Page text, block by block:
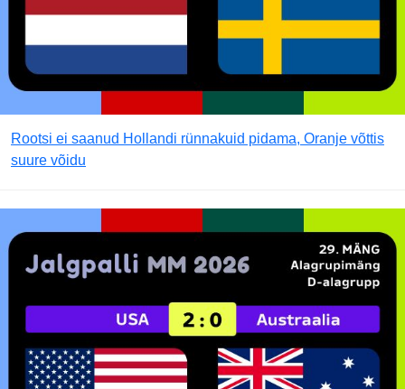
Rootsi ei saanud Hollandi rünnakuid pidama, Oranje võttis
suure võidu